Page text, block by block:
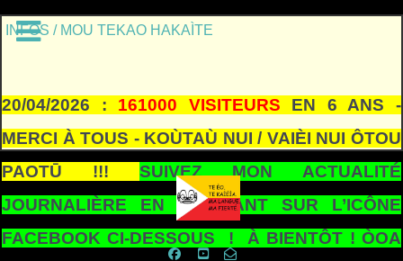
INFOS / MOU TEKAO HAKAÌTE
20/04/2026 : 161000 VISITEURS EN 6 ANS -
MERCI À TOUS - KOÙTAÙ NUI / VAIÈI NUI ÔTOU
PAOTŪ !!! SUIVEZ MON ACTUALITÉ
JOURNALIÈRE EN CLIQUANT SUR L’ICÔNE
FACEBOOK CI-DESSOUS ! À BIENTÔT ! ÒOA